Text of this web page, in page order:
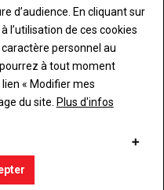
d’audience. En cliquant sur
l’utilisation de ces cookies
personnel au
à tout moment
« Modifier mes
du site. Plus d'infos